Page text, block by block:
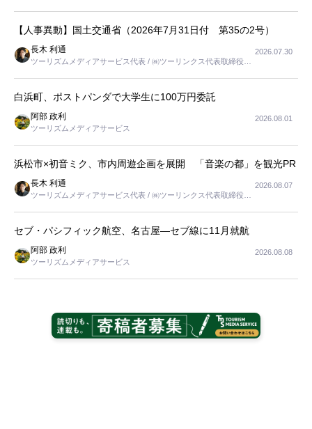
【人事異動】国土交通省（2026年7月31日付 第35の2号）
長木 利通
ツーリズムメディアサービス代表 / ㈱ツーリンクス代表取締役社
2026.07.30
白浜町、ポストパンダで大学生に100万円委託
阿部 政利
ツーリズムメディアサービス
2026.08.01
浜松市×初音ミク、市内周遊企画を展開 「音楽の都」を観光PR
長木 利通
ツーリズムメディアサービス代表 / ㈱ツーリンクス代表取締役社
2026.08.07
セブ・パシフィック航空、名古屋―セブ線に11月就航
阿部 政利
ツーリズムメディアサービス
2026.08.08